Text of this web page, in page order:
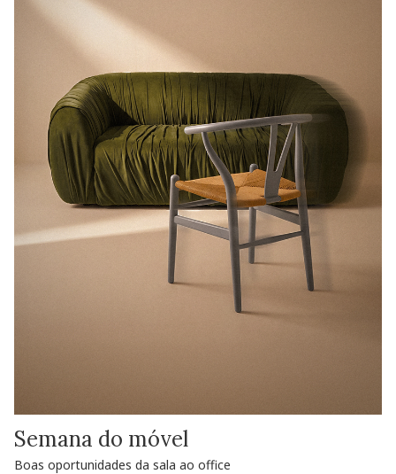
Semana do móvel
Boas oportunidades da sala ao office